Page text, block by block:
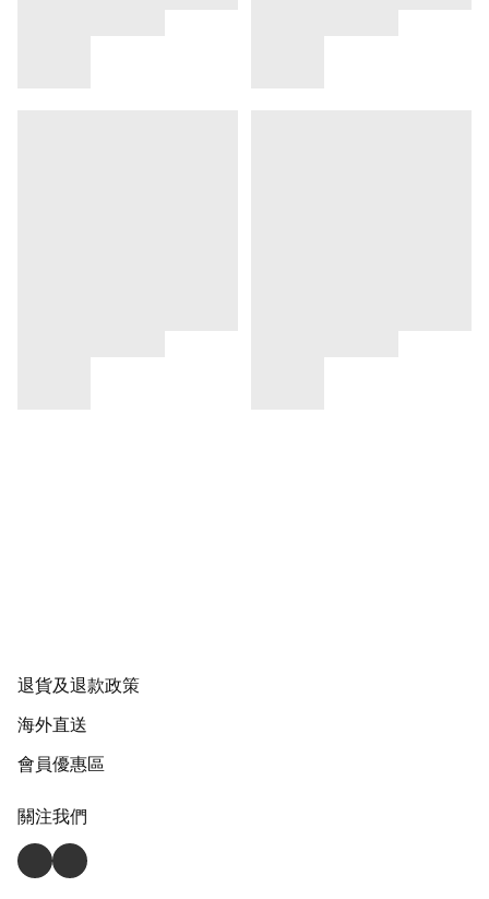
退貨及退款政策
海外直送
會員優惠區
關注我們